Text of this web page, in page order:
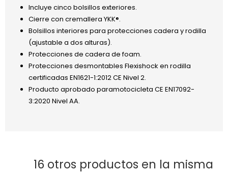
Incluye cinco bolsillos exteriores.
Cierre con cremallera YKK®.
Bolsillos interiores para protecciones cadera y rodilla
(ajustable a dos alturas).
Protecciones de cadera de foam.
Protecciones desmontables Flexishock en rodilla
certificadas EN1621-1:2012 CE Nivel 2.
Producto aprobado paramotocicleta CE EN17092-
3:2020 Nivel AA.
16 otros productos en la misma